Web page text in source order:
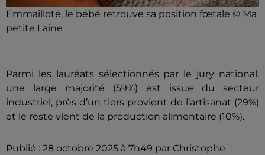
Emmailloté, le bébé retrouve sa position fœtale © Ma
petite Laine
Parmi les lauréats sélectionnés par le jury national,
une large majorité (59%) est issue du secteur
industriel, près d’un tiers provient de l’artisanat (29%)
et le reste vient de la production alimentaire (10%).
Publié : 28 octobre 2025 à 7h49 par Christophe